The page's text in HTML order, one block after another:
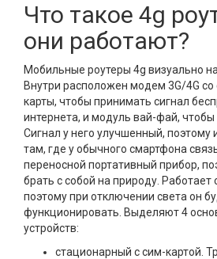
Что такое 4g
они работают?
Мобильные роутеры 4g визуально
Внутри расположен модем 3G/4G
карты, чтобы принимать сигнал
интернета, и модуль вай-фай, чтобы
Сигнал у него улучшенный, поэтому
там, где у обычного смартфона
переносной портативный прибор,
брать с собой на природу. Работает
поэтому при отключении света он
функционировать. Выделяют 4
устройств:
стационарный с сим-картой.